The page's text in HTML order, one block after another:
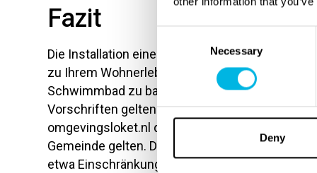
Necessary
Deny
Fazit
Die Installation eines Schwimmbades in Ihrem
zu Ihrem Wohnerlebnis sein. In den
Schwimmbad zu bauen, aber für jede
Vorschriften gelten. Es ist also wichtig, immer
omgevingsloket.nl durchzuführen, um zu
Gemeinde gelten. Darüber hinaus können auch
etwa Einschränkungen in der Innenstadt oder